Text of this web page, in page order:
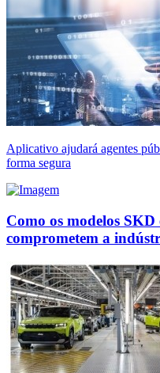
Aplicativo ajudará agentes
forma segura
Como os modelos
comprometem a